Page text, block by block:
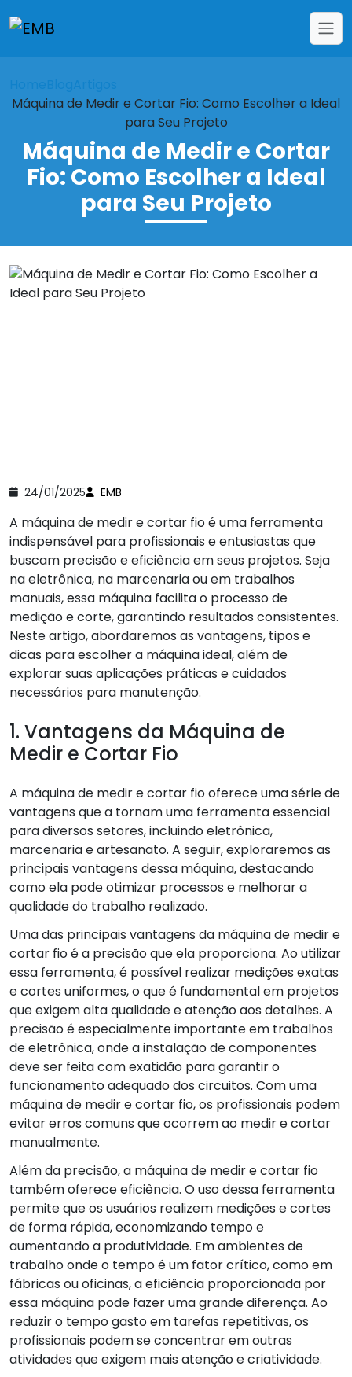
Home Blog
Artigos
Máquina de Medir e Cortar Fio: Como Escolher a Ideal
para Seu Projeto
Máquina de Medir e Cortar
Fio: Como Escolher a Ideal
para Seu Projeto
24/01/2025 EMB
A máquina de medir e cortar fio é uma ferramenta
indispensável para profissionais e entusiastas que
buscam precisão e eficiência em seus projetos. Seja
na eletrônica, na marcenaria ou em trabalhos
manuais, essa máquina facilita o processo de
medição e corte, garantindo resultados consistentes.
Neste artigo, abordaremos as vantagens, tipos e
dicas para escolher a máquina ideal, além de
explorar suas aplicações práticas e cuidados
necessários para manutenção.
1. Vantagens da Máquina de
Medir e Cortar Fio
A máquina de medir e cortar fio oferece uma série de
vantagens que a tornam uma ferramenta essencial
para diversos setores, incluindo eletrônica,
marcenaria e artesanato. A seguir, exploraremos as
principais vantagens dessa máquina, destacando
como ela pode otimizar processos e melhorar a
qualidade do trabalho realizado.
Uma das principais vantagens da máquina de medir e
cortar fio é a precisão que ela proporciona. Ao utilizar
essa ferramenta, é possível realizar medições exatas
e cortes uniformes, o que é fundamental em projetos
que exigem alta qualidade e atenção aos detalhes. A
precisão é especialmente importante em trabalhos
de eletrônica, onde a instalação de componentes
deve ser feita com exatidão para garantir o
funcionamento adequado dos circuitos. Com uma
máquina de medir e cortar fio, os profissionais podem
evitar erros comuns que ocorrem ao medir e cortar
manualmente.
Além da precisão, a máquina de medir e cortar fio
também oferece eficiência. O uso dessa ferramenta
permite que os usuários realizem medições e cortes
de forma rápida, economizando tempo e
aumentando a produtividade. Em ambientes de
trabalho onde o tempo é um fator crítico, como em
fábricas ou oficinas, a eficiência proporcionada por
essa máquina pode fazer uma grande diferença. Ao
reduzir o tempo gasto em tarefas repetitivas, os
profissionais podem se concentrar em outras
atividades que exigem mais atenção e criatividade.